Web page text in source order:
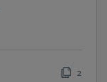
2